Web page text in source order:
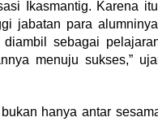
Ikasmantig. Karena
jabatan para
sebagai
menuju sukses,”
hanya antar